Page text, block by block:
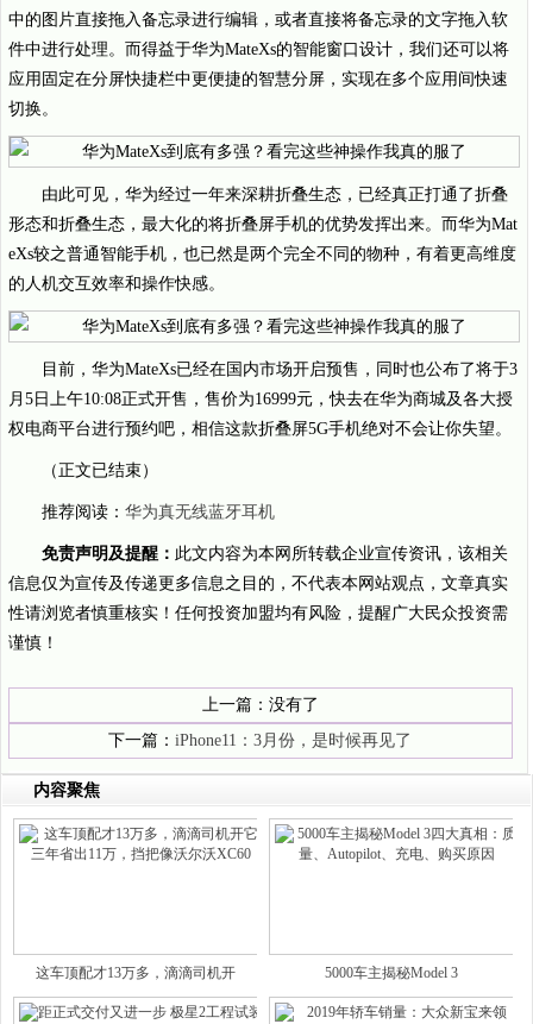
中的图片直接拖入备忘录进行编辑，或者直接将备忘录的文字拖入软
件中进行处理。而得益于华为MateXs的智能窗口设计，我们还可以将
应用固定在分屏快捷栏中更便捷的智慧分屏，实现在多个应用间快速
切换。
由此可见，华为经过一年来深耕折叠生态，已经真正打通了折叠
形态和折叠生态，最大化的将折叠屏手机的优势发挥出来。而华为Mat
eXs较之普通智能手机，也已然是两个完全不同的物种，有着更高维度
的人机交互效率和操作快感。
目前，华为MateXs已经在国内市场开启预售，同时也公布了将于3
月5日上午10:08正式开售，售价为16999元，快去在华为商城及各大授
权电商平台进行预约吧，相信这款折叠屏5G手机绝对不会让你失望。
（正文已结束）
推荐阅读： 华为真无线蓝牙耳机
免责声明及提醒： 此文内容为本网所转载企业宣传资讯，该相关
信息仅为宣传及传递更多信息之目的，不代表本网站观点，文章真实
性请浏览者慎重核实！任何投资加盟均有风险，提醒广大民众投资需
谨慎！
上一篇：没有了
下一篇：iPhone11：3月份，是时候再见了
内容聚焦
这车顶配才13万多，滴滴司机开 5000车主揭秘Model 3